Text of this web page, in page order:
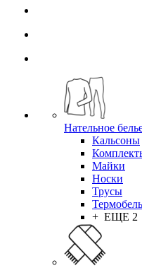
Нательное
Кальсоны
Майки
Носки
Трусы
+ ЕЩЕ 2